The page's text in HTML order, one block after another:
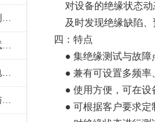
蓄电池故障快速诊断：蓄电池综合测试仪判断落后电池的方法与标准
符合电力检测标准：蓄电池综合测试仪测试规范与精度校准方法详解
操作指南：如何安全高效地使用蓄电池智能活化仪？
蓄电池充放检一体机：在电力系统与储能设备中的创新应用，确保蓄电池性能与可靠性
对设备的绝缘状态动
及时发现绝缘缺陷、
四：特点
● 集绝缘测试与故障
● 兼有可设置多频率
● 使用方便，可在设
● 可根据客户要求定